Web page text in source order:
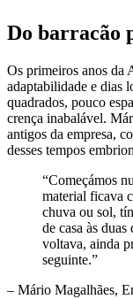
Do barracão
Os primeiros anos da
adaptabilidade e dias
quadrados, pouco
crença inabalável.
antigos da empresa,
desses tempos
“Começámos
material ficava
chuva ou sol,
de casa às
voltava, ainda
seguinte.”
– Mário Magalhães,